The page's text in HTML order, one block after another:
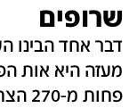
שרופים
דבר אחד הבינו
מעזה היא אות